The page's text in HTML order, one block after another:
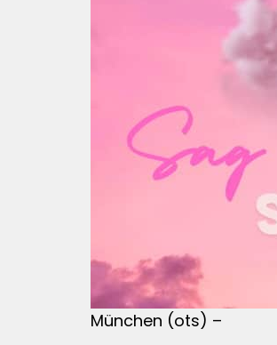
München (ots) –